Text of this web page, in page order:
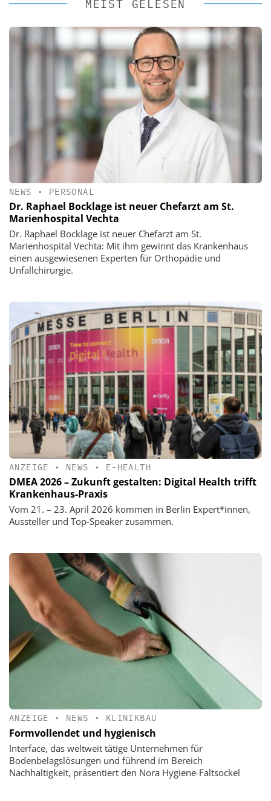
MEIST GELESEN
NEWS • PERSONAL
Dr. Raphael Bocklage ist neuer Chefarzt am St.
Marienhospital Vechta
Dr. Raphael Bocklage ist neuer Chefarzt am St.
Marienhospital Vechta: Mit ihm gewinnt das Krankenhaus
einen ausgewiesenen Experten für Orthopädie und
Unfallchirurgie.
ANZEIGE • NEWS • E-HEALTH
DMEA 2026 – Zukunft gestalten: Digital Health trifft
Krankenhaus-Praxis
Vom 21. – 23. April 2026 kommen in Berlin Expert*innen,
Aussteller und Top-Speaker zusammen.
ANZEIGE • NEWS • KLINIKBAU
Formvollendet und hygienisch
Interface, das weltweit tätige Unternehmen für
Bodenbelagslösungen und führend im Bereich
Nachhaltigkeit, präsentiert den Nora Hygiene-Faltsockel